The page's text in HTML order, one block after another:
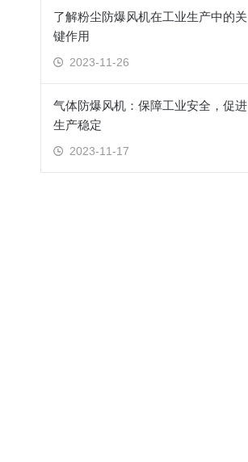
了解粉尘防爆风机在工业生产中的关
键作用
2023-11-26
气体防爆风机：保障工业安全，促进
生产稳定
2023-11-17